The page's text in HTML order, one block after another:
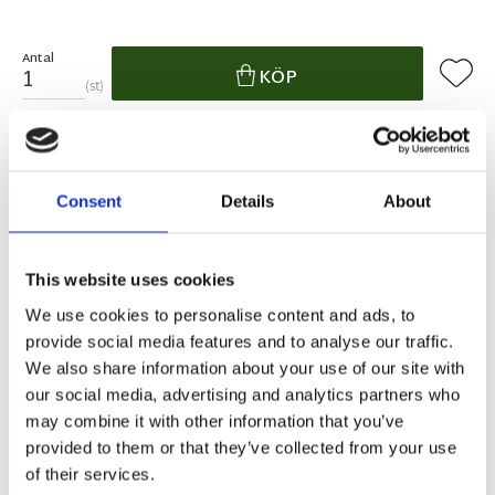
Consent Details About
This website uses cookies
We use cookies to personalise content and ads, to
provide social media features and to analyse our traffic.
We also share information about your use of our site with
our social media, advertising and analytics partners who
may combine it with other information that you’ve
provided to them or that they’ve collected from your use
of their services.
Antal
st KÖP Lägg
Lagerstatus
Tillverkare
Snabba leveranser
Det här snygga gardinsetet är ett mönstrat voiletyg
med multiband som upphängning. Ett grafiskt och
ovanligt mönster i vinrött.
Mått:2x140x240 cm